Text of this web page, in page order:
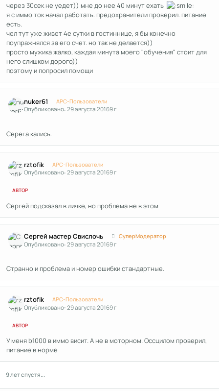
через 30сек не уедет)) мне до нее 40 минут ехать
я с иммо ток начал работать. предохранители проверил. питание
есть.
чел тут уже живет 4е сутки в гостиннице, я бы конечно
поупражнялся за его счет. но так не делается))
просто мужика жалко, каждая минута моего "обучения" стоит для
него слишком дорого))
поэтому и попросил помощи
nuker61 APC-Пользователи
Опубликовано:29 августа 20169 г
Серега кались.
rztofik APC-Пользователи
Опубликовано:29 августа 20169 г
АВТОР
Сергей подсказал в личке, но проблема не в этом
Сергей мастер Свислочь СуперМодератор
Опубликовано:29 августа 20169 г
Странно и проблема и номер ошибки стандартные.
rztofik APC-Пользователи
Опубликовано:29 августа 20169 г
АВТОР
У меня b1000 в иммо висит. А не в моторном. Оссцилом проверил,
питание в норме
9 лет спустя...